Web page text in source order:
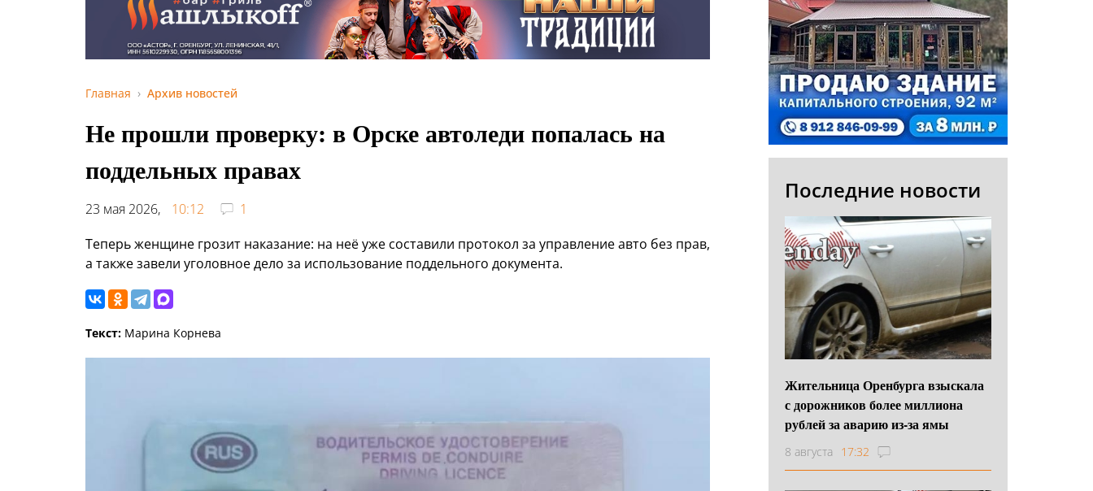
Главная Архив новостей
Не прошли проверку: в Орске автоледи попалась на
поддельных правах
23 мая 2026, 10:12
1
Теперь женщине грозит наказание: на неё уже составили протокол за управление авто без прав,
а также завели уголовное дело за использование поддельного документа.
Текст: Марина Корнева
Последние новости
Жительница Оренбурга взыскала
с дорожников более миллиона
рублей за аварию из-за ямы
8 августа 17:32